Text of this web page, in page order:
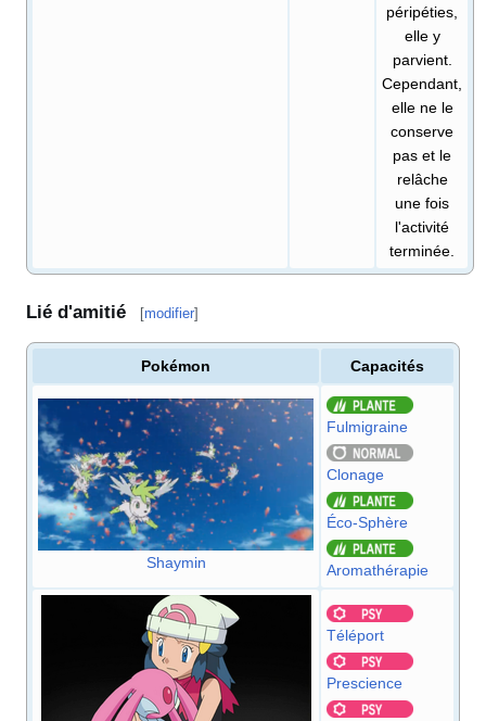
péripéties,
elle y
parvient.
Cependant,
elle ne le
conserve
pas et le
relâche
une fois
l'activité
terminée.
Lié d'amitié [modifier]
Pokémon Capacités
Shaymin
Fulmigraine
Clonage
Éco-Sphère
Aromathérapie
Téléport
Prescience